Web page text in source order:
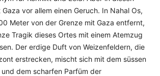
vor allem einen Geruch. In Nahal Os,
Meter von der Grenze mit Gaza entfernt,
Tragik dieses Ortes mit einem Atemzug
Der erdige Duft von Weizenfeldern, die
erstrecken, mischt sich mit dem süssen
und dem scharfen Parfüm der